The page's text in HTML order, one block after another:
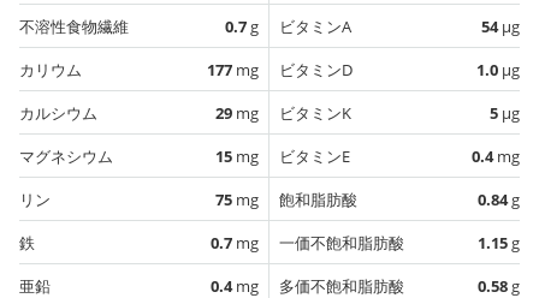
不溶性食物繊維
0.7g
カリウム
177 mg
カルシウム
29 mg
マグネシウム
15 mg
リン
75 mg
鉄
0.7 mg
亜鉛
0.4mg
ビタミンA
54µg
ビタミンD
1.0 µg
ビタミンK
5 µg
ビタミンE
0.4mg
飽和脂肪酸
0.84g
一価不飽和脂肪酸
1.15g
多価不飽和脂肪酸
0.58g